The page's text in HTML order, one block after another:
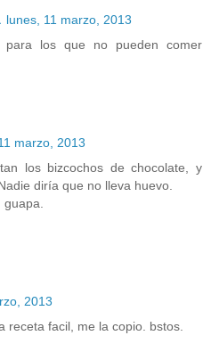
lunes, 11 marzo, 2013
para los que no pueden comer
marzo, 2013
los bizcochos de chocolate, y
diría que no lleva huevo.
2013
receta facil, me la copio. bstos.